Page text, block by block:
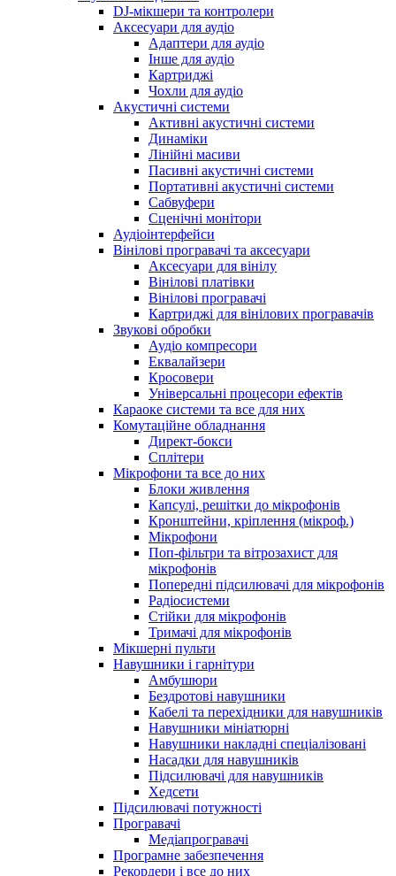
DJ-мікшери та контролери
Аксесуари для аудіо
Адаптери для аудіо
Інше для аудіо
Картриджі
Чохли для аудіо
Акустичні системи
Активні акустичні системи
Динаміки
Лінійні масиви
Пасивні акустичні системи
Портативні акустичні системи
Сабвуфери
Сценічні монітори
Аудіоінтерфейси
Вінілові програвачі та аксесуари
Аксесуари для вінілу
Вінілові платівки
Вінілові програвачі
Картриджі для вінілових програвачів
Звукові обробки
Аудіо компресори
Еквалайзери
Кросовери
Універсальні процесори ефектів
Караоке системи та все для них
Комутаційне обладнання
Директ-бокси
Сплітери
Мікрофони та все до них
Блоки живлення
Капсулі, решітки до мікрофонів
Кронштейни, кріплення (мікроф.)
Мікрофони
Поп-фільтри та вітрозахист для
мікрофонів
Попередні підсилювачі для мікрофонів
Радіосистеми
Стійки для мікрофонів
Тримачі для мікрофонів
Мікшерні пульти
Навушники і гарнітури
Амбушюри
Бездротові навушники
Кабелі та перехідники для навушників
Навушники мініатюрні
Навушники накладні спеціалізовані
Насадки для навушників
Підсилювачі для навушників
Хедсети
Підсилювачі потужності
Програвачі
Медіапрогравачі
Програмне забезпечення
Рекордери і все до них